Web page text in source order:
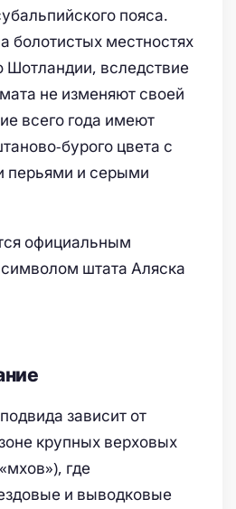
пояса.
болотистых местностях
Шотландии, вследствие
не изменяют своей
всего года имеют
бурого цвета с
и серыми
официальным
штата Аляска
зависит от
крупных верховых
где
и выводковые